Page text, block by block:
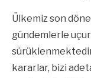
Ülkemiz son
gündemlerle
kararlar, bizi